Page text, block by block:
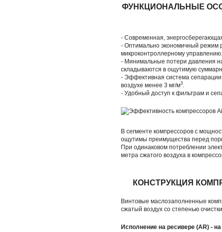
ФУНКЦИОНАЛЬНЫЕ
- Современная,
- Оптимально экономичный режим
микроконтроллерному управлению.
- Минимальные потери давления
складываются в ощутимую
- Эффективная система
воздухе менее 3 мг/м3.
- Удобный доступ к фильтрам и
В сегменте компрессоров с
ощутимы преимущества перед
При одинаковом потреблении
метра сжатого воздуха в
КОНСТРУКЦИЯ
Винтовые маслозаполненные
сжатый воздух со степенью
Исполнение на ресивере (AR) -